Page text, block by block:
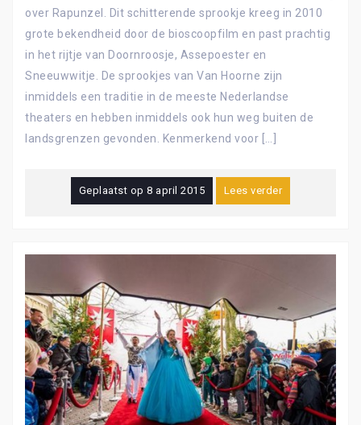
over Rapunzel. Dit schitterende sprookje kreeg in 2010
grote bekendheid door de bioscoopfilm en past prachtig
in het rijtje van Doornroosje, Assepoester en
Sneeuwwitje. De sprookjes van Van Hoorne zijn
inmiddels een traditie in de meeste Nederlandse
theaters en hebben inmiddels ook hun weg buiten de
landsgrenzen gevonden. Kenmerkend voor […]
Geplaatst op8 april 2015 Lees verder